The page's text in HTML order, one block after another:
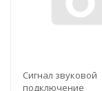
Сигнал звуковой
подключение